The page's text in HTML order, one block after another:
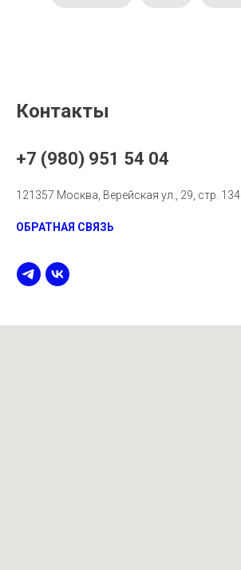
Контакты
+7 (980) 951 54 04
121357 Москва, Верейская ул., 29, стр. 134
ОБРАТНАЯ СВЯЗЬ